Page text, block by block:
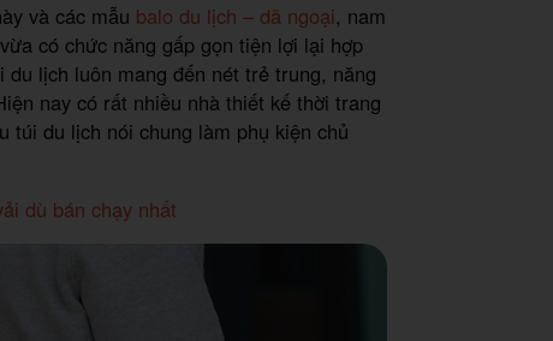
và các mẫu balo du lịch – dã ngoại, nam
có chức năng gấp gọn tiện lợi lại hợp
lịch luôn mang đến nét trẻ trung, năng
nay có rất nhiều nhà thiết kế thời trang
túi du lịch nói chung làm phụ kiện chủ
dù bán chạy nhất